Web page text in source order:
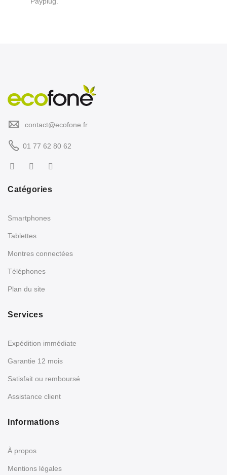
contact@ecofone.fr
01 77 62 80 62
Catégories
Smartphones
Tablettes
Montres connectées
Téléphones
Plan du site
Services
Expédition immédiate
Garantie 12 mois
Satisfait ou remboursé
Assistance client
Informations
À propos
Mentions légales